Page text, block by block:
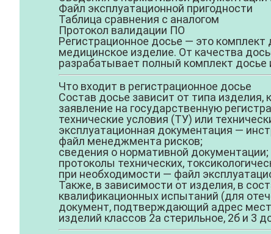
Файл эксплуатационной пригодности
Таблица сравнения с аналогом
Протокол валидации ПО
Регистрационное досье — это комплект
медицинское изделие. От качества
разрабатывает полный комплект
Что входит в регистрационное досье
Состав досье зависит от типа
заявление на государственную
технические условия (ТУ) или
эксплуатационная документация —
файл менеджмента рисков;
сведения о нормативной документации;
протоколы технических,
при необходимости — файл
Также, в зависимости от изделия, в
квалификационных испытаний (для
документ, подтверждающий адрес
изделий классов 2а стерильное, 2б и 3